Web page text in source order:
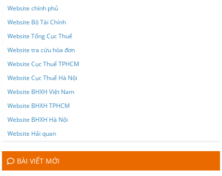
Website chính phủ
Website Bộ Tài Chính
Website Tổng Cục Thuế
Website tra cứu hóa đơn
Website Cục Thuế TPHCM
Website Cục Thuế Hà Nội
Website BHXH Việt Nam
Website BHXH TPHCM
Website BHXH Hà Nội
Website Hải quan
BÀI VIẾT MỚI